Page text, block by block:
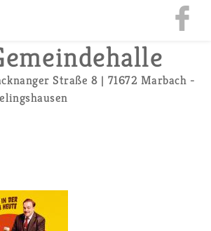
Stra­ße 8 | 71672 Mar­bach -